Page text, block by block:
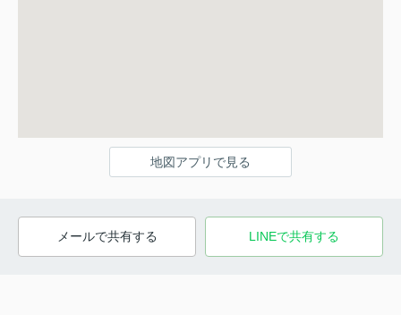
地図アプリで見る
メールで共有する LINEで共有する